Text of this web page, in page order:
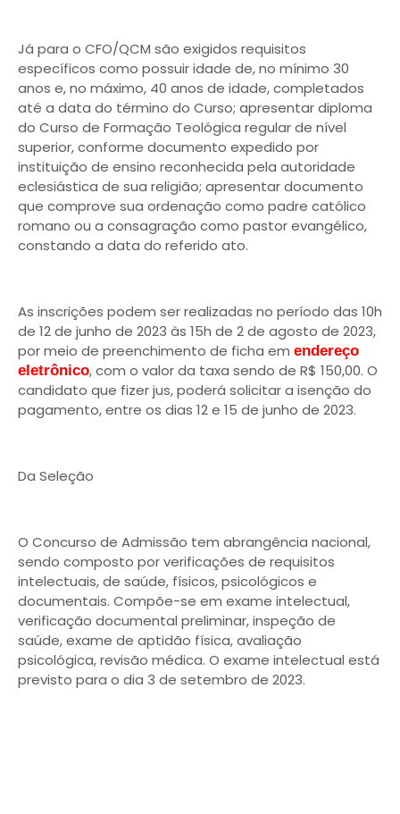
Já para o CFO/QCM são exigidos requisitos
específicos como possuir idade de, no mínimo 30
anos e, no máximo, 40 anos de idade, completados
até a data do término do Curso; apresentar diploma
do Curso de Formação Teológica regular de nível
superior, conforme documento expedido por
instituição de ensino reconhecida pela autoridade
eclesiástica de sua religião; apresentar documento
que comprove sua ordenação como padre católico
romano ou a consagração como pastor evangélico,
constando a data do referido ato.
As inscrições podem ser realizadas no período das 10h
de 12 de junho de 2023 às 15h de 2 de agosto de 2023,
por meio de preenchimento de ficha em endereço
eletrônico, com o valor da taxa sendo de R$ 150,00. O
candidato que fizer jus, poderá solicitar a isenção do
pagamento, entre os dias 12 e 15 de junho de 2023.
Da Seleção
O Concurso de Admissão tem abrangência nacional,
sendo composto por verificações de requisitos
intelectuais, de saúde, físicos, psicológicos e
documentais. Compõe-se em exame intelectual,
verificação documental preliminar, inspeção de
saúde, exame de aptidão física, avaliação
psicológica, revisão médica. O exame intelectual está
previsto para o dia 3 de setembro de 2023.